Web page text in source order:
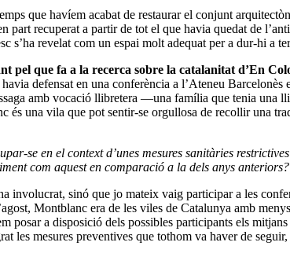
que havíem acabat de restaurar el conjunt
part recuperat a partir de tot el que havia quedat de
revelat com un espai molt adequat per a dur-hi a
pel que fa a la recerca sobre la catalanitat d’En
defensat en una conferència a l’Ateneu
amb vocació llibretera ―una família que tenia
és una vila que pot sentir-se orgullosa de recollir una
se en el context d’unes mesures sanitàries
com aquest en comparació a la dels anys anteriors?
sinó que jo mateix vaig participar a les
Montblanc era de les viles de Catalunya amb
posar a disposició dels possibles participants els
les mesures preventives que tothom va haver de